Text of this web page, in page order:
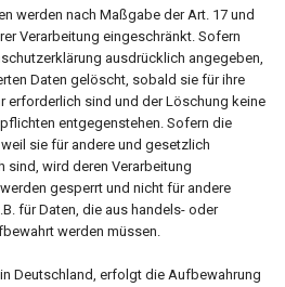
werden nach Maßgabe der Art. 17 und
Verarbeitung eingeschränkt. Sofern
ausdrücklich angegeben,
Daten gelöscht, sobald sie für ihre
erforderlich sind und der Löschung keine
entgegenstehen. Sofern die
sie für andere und gesetzlich
wird deren Verarbeitung
gesperrt und nicht für andere
für Daten, die aus handels- oder
werden müssen.
Deutschland, erfolgt die Aufbewahrung